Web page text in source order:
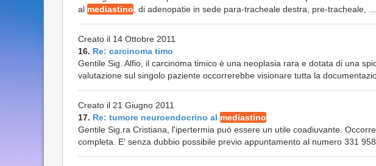
al mediastino , di adenopatie in sede para-tracheale destra, pre-tracheale, ...
Creato il 14 Ottobre 2011
16. Re: carcinoma timo
Gentile Sig. Alfio, il carcinoma timico è una neoplasia rara e dotata di una
valutazione sul singolo paziente occorrerebbe visionare tutta la
Creato il 21 Giugno 2011
17. Re: tumore neuroendocrino al mediastino
Gentile Sig.ra Cristiana, l'ipertermia può essere un utile coadiuvante.
completa. E' senza dubbio possibile previo appuntamento al numero 331